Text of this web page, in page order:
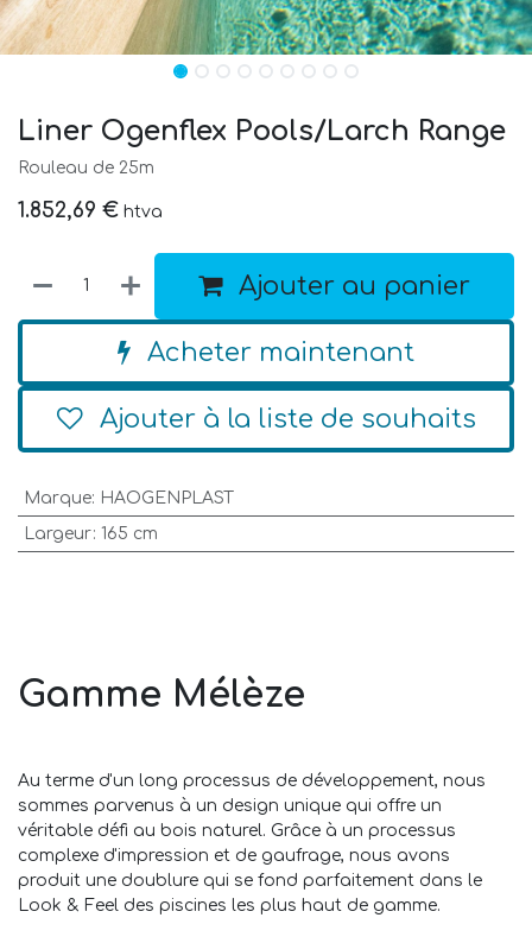
Liner Ogenflex Pools/Larch Range
Rouleau de 25m
1.852,69 € htva
Ajouter au panier
Acheter maintenant
Ajouter à la liste de souhaits
Marque: HAOGENPLAST
Largeur: 165 cm
Gamme Mélèze
Au terme d'un long processus de développement, nous
sommes parvenus à un design unique qui offre un
véritable défi au bois naturel. Grâce à un processus
complexe d'impression et de gaufrage, nous avons
produit une doublure qui se fond parfaitement dans le
Look & Feel des piscines les plus haut de gamme.